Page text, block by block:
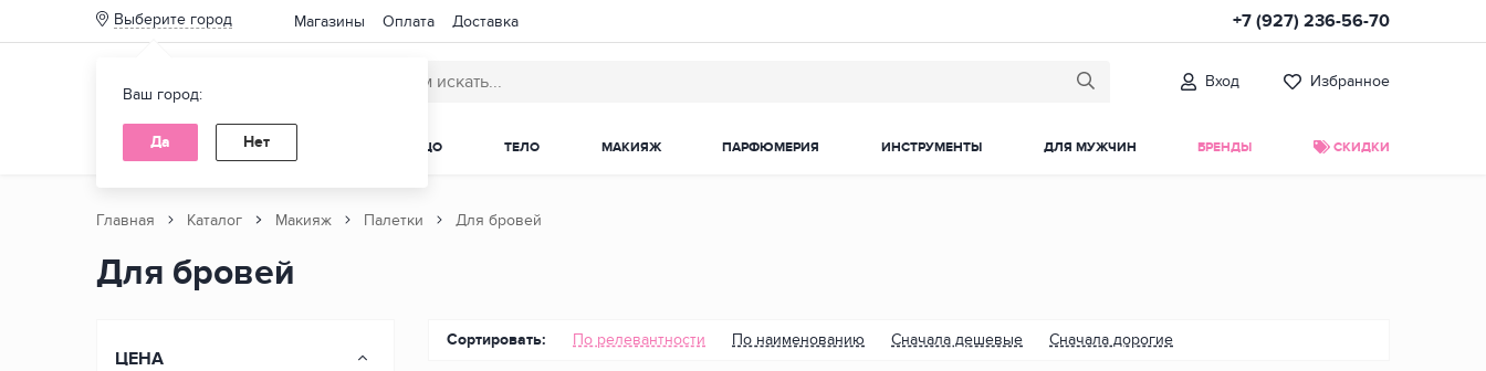
Выберите город
Ваш город:
Да Нет
Магазины Оплата Доставка +7 (927) 236-56-70
Вход Избранное
КАТАЛОГ ТОВАРОВ ЛИЦО ТЕЛО МАКИЯЖ ПАРФЮМЕРИЯ ИНСТРУМЕНТЫ ДЛЯ МУЖЧИН БРЕНДЫ СКИДКИ
Главная Каталог Макияж Палетки Для бровей
Для бровей
ЦЕНА
Сортировать: По релевантности По наименованию Сначала дешевые Сначала дорогие